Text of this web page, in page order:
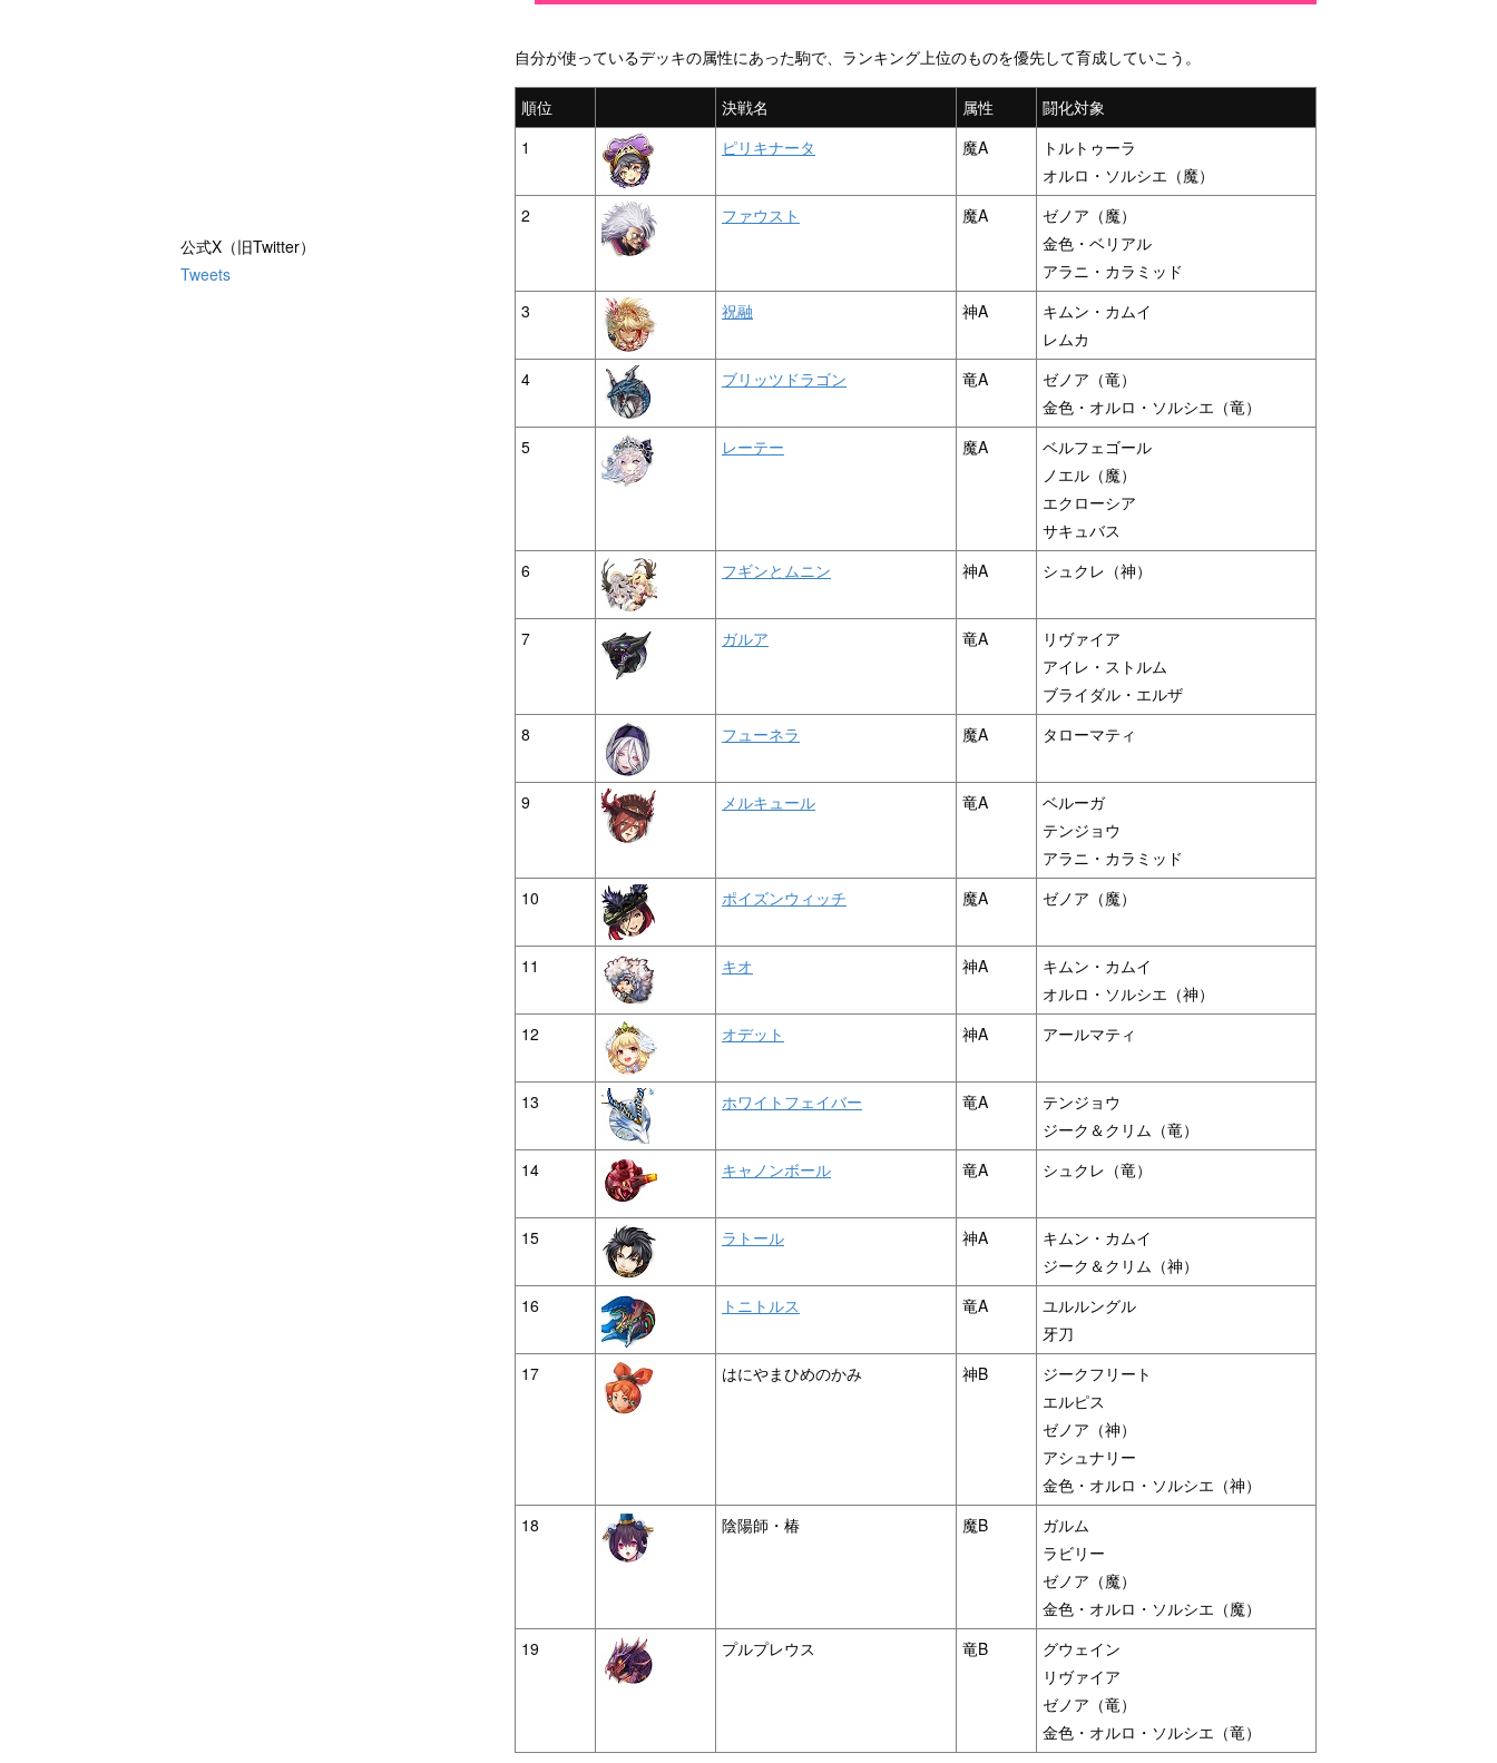
自分が使っているデッキの属性にあった駒で、ランキング上位のものを優先して育成していこう。
順位 決戦名 属性
闘化対象
1
ピリキナータ 魔A
トルトゥーラ
オルロ・ソルシエ（魔）
2
ファウスト 魔A
ゼノア（魔）
金色・ベリアル
アラニ・カラミッド
3
祝融 神A
キムン・カムイ
レムカ
4
ブリッツドラゴン 竜A
ゼノア（竜）
金色・オルロ・ソルシエ（竜）
5
レーテー 魔A
ベルフェゴール
ノエル（魔）
エクローシア
サキュバス
6
フギンとムニン 神A シュクレ（神）
7 ガルア 竜A
リヴァイア
アイレ・ストルム
ブライダル・エルザ
8
フューネラ 魔A タローマティ
9 メルキュール 竜A
ベルーガ
テンジョウ
アラニ・カラミッド
10
ポイズンウィッチ 魔A ゼノア（魔）
11 キオ 神A
キムン・カムイ
オルロ・ソルシエ（神）
12
オデット 神A アールマティ
13 ホワイトフェイバー 竜A
テンジョウ
ジーク＆クリム（竜）
14
キャノンボール 竜A シュクレ（竜）
15 ラトール 神A
キムン・カムイ
ジーク＆クリム（神）
16
トニトルス 竜A
ユルルングル
牙刀
17
はにやまひめのかみ 神B
ジークフリート
エルピス
ゼノア（神）
アシュナリー
金色・オルロ・ソルシエ（神）
18
陰陽師・椿 魔B
ガルム
ラビリー
ゼノア（魔）
金色・オルロ・ソルシエ（魔）
19
プルプレウス 竜B
グウェイン
リヴァイア
ゼノア（竜）
金色・オルロ・ソルシエ（竜）
公式X（旧Twitter）
Tweets